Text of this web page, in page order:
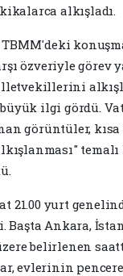
alkışladı.
özveriyle görev
ilgi gördü.
görüntüler, kısa
21.00 yurt
Başta Ankara,
belirlenen
evlerinin